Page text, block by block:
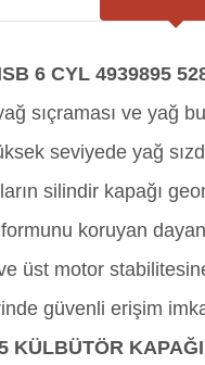
6 CYL 4939895
sıçraması ve yağ
seviyede yağ
silindir kapağı
koruyan
üst motor
güvenli erişim
KÜLBÜTÖR KAPAĞI